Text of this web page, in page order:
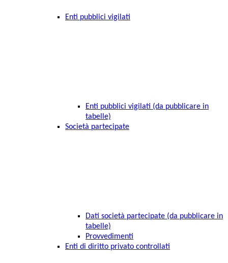
Enti pubblici vigilati
Enti pubblici vigilati (da pubblicare in
tabelle)
Società partecipate
Dati società partecipate (da pubblicare in
tabelle)
Provvedimenti
Enti di diritto privato controllati